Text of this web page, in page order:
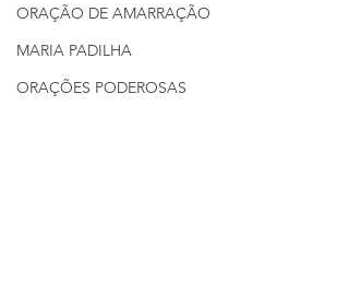
ORAÇÃO DE AMARRAÇÃO
MARIA PADILHA
ORAÇÕES PODEROSAS